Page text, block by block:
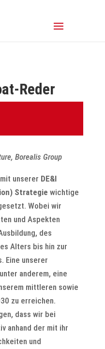
Reder
Borealis Group
unserer DE&I
Strategie wichtige
Wobei wir
und Aspekten
des
Alters bis hin zur
Eine unserer
anderem, eine
mittleren sowie
zu erreichen.
dass wir bei
anhand der mit ihr
und